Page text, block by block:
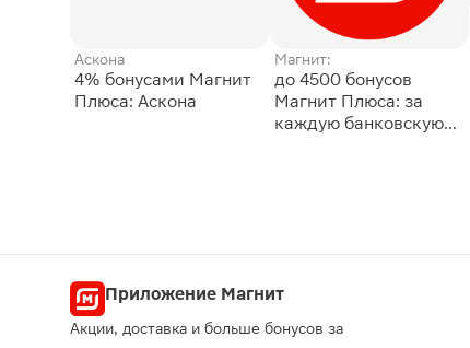
Аскона
4% бонусами Магнит
Плюса: Аскона
Магнит:
до 4500 бонусов
Магнит Плюса: за
каждую банковскую
Приложение Магнит
Акции, доставка и больше бонусов за